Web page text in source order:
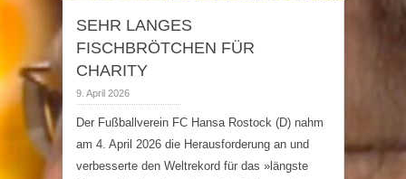
SEHR LANGES
FISCHBRÖTCHEN FÜR
CHARITY
9. April 2026
Der Fußballverein FC Hansa Rostock (D) nahm
am 4. April 2026 die Herausforderung an und
verbesserte den Weltrekord für das »längste